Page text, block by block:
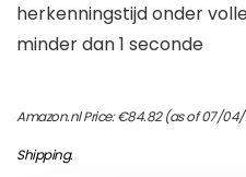
herkenningstijd onder
minder dan 1 seconde
Amazon.nl Price:€84.82(as of 07/04/
Shipping.